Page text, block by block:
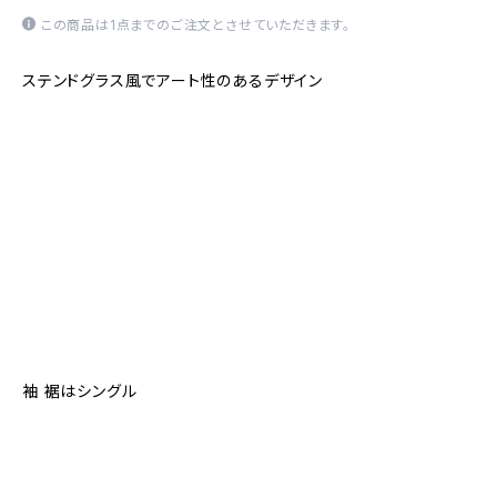
この商品は1点までのご注文とさせていただきます。
ステンドグラス風でアート性のあるデザイン
袖 裾はシングル